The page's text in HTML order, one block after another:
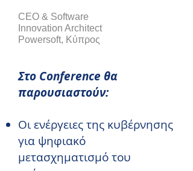
CEO & Software
Innovation Architect
Powersoft, Κύπρος
Στο Conference θα
παρουσιαστούν:
Οι ενέργειες της κυβέρνησης
για ψηφιακό
μετασχηματισμό του